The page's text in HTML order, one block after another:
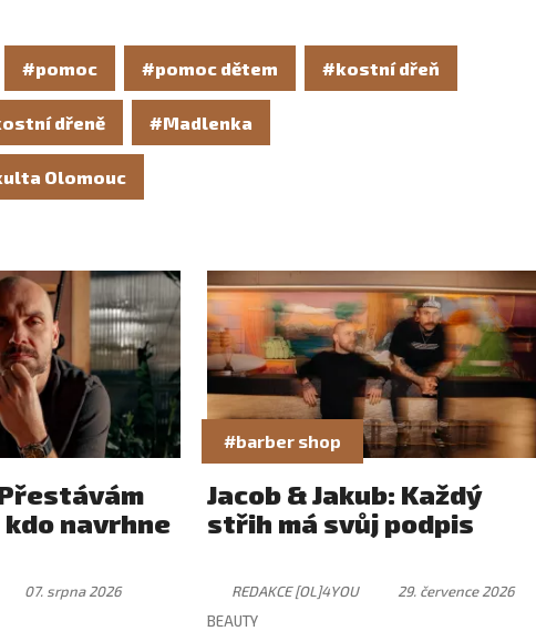
#pomoc #pomoc dětem #kostní dřeň
dřeně #Madlenka
Olomouc
navrhne
07. srpna 2026
#barber shop
Jacob & Jakub: Každý
střih má svůj podpis
REDAKCE [OL]4YOU
29. července 2026
BEAUTY